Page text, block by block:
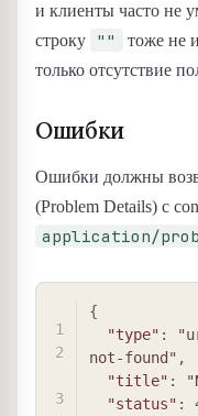
и клиенты часто не
строку
""
тоже не
только отсутствие
Ошибки
Ошибки должны
(Problem Details) с
application/
{
"type" :
not-found" ,
"title" :
"status" :